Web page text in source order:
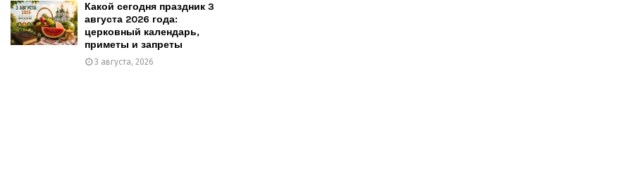
Какой сегодня праздник 3
августа 2026 года:
церковный календарь,
приметы и запреты
3 августа, 2026